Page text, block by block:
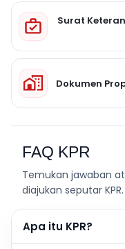
Surat
Dokumen
FAQ KPR
Temukan jawaban
diajukan seputar KPR.
Apa itu KPR?